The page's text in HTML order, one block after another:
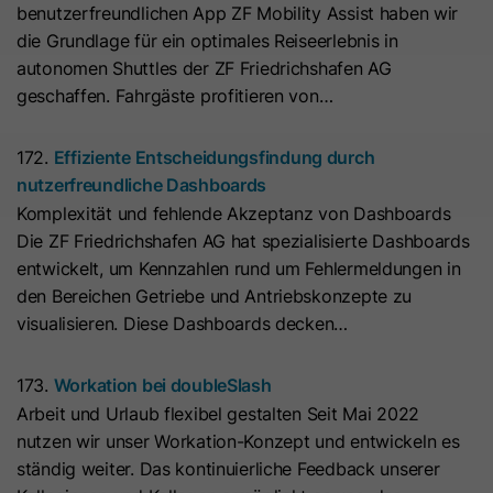
benutzerfreundlichen App ZF Mobility Assist haben wir
die Grundlage für ein optimales Reiseerlebnis in
autonomen Shuttles der ZF Friedrichshafen AG
geschaffen. Fahrgäste profitieren von…
172. Effiziente Entscheidungsfindung durch
nutzerfreundliche Dashboards
Komplexität und fehlende Akzeptanz von Dashboards
Die ZF Friedrichshafen AG hat spezialisierte Dashboards
entwickelt, um Kennzahlen rund um Fehlermeldungen in
den Bereichen Getriebe und Antriebskonzepte zu
visualisieren. Diese Dashboards decken…
173. Workation bei doubleSlash
Arbeit und Urlaub flexibel gestalten Seit Mai 2022
nutzen wir unser Workation-Konzept und entwickeln es
ständig weiter. Das kontinuierliche Feedback unserer
Dieses Cookie wird benötigt, um zu
überprüfen, welche Cookies auf der
Name __hs_initial_opt_in
Anbieter HubSpot
Laufzeit 7 Tage
Dieses Cookie wird verwendet, um
zu verhindern, dass das Banner
Besucher im strikten Modus surfen.
Name __hs_opt_out
Hierbei können pseudonymisierte Nutzungsprofile erstellt
werden.
Die Datenverarbeitung erfolgt nur nach Einwilligung gemäß
Art. 6 Abs. 1 lit. a DSGVO. Es kann zu einer Übermittlung
nach dem EU-U.S. Data Privacy Framework zertifiziert.
Abhängig von: Google Tag Manager
Name __cduid
Anbieter Cloudflare
Laufzeit 30 Tage
den CDN-Anbieter von HubSpot,
festgelegt. Es hilft Cloudflare,
böswillige Besucher Ihrer Website zu
identifizieren und das Blockieren von
Cookie-Informationen
Marketing
Marketing-Cookies werden verwendet, um
Werbemaßnahmen zu messen und personalisierte Werbung
verschiedene Websites und Geräte hinweg kommen.
Hinweis:Es kann zu einer Datenübermittlung in Drittstaaten
(z. B. USA) kommen. Weitere Informationen finden Sie in
unserer Datenschutzerklärung.